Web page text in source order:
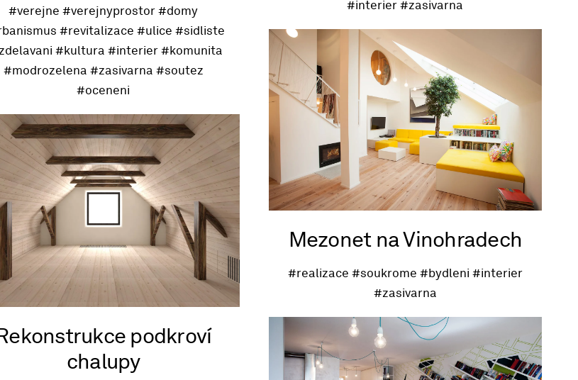
#verejne #verejnyprostor #domy
#revitalizace #ulice #sidliste
#kultura #interier #komunita
#modrozelena #zasivarna #soutez
#oceneni
#interier #zasivarna
Mezonet na Vinohradech
#realizace #soukrome #bydleni #interier
#zasivarna
podkroví
chalupy